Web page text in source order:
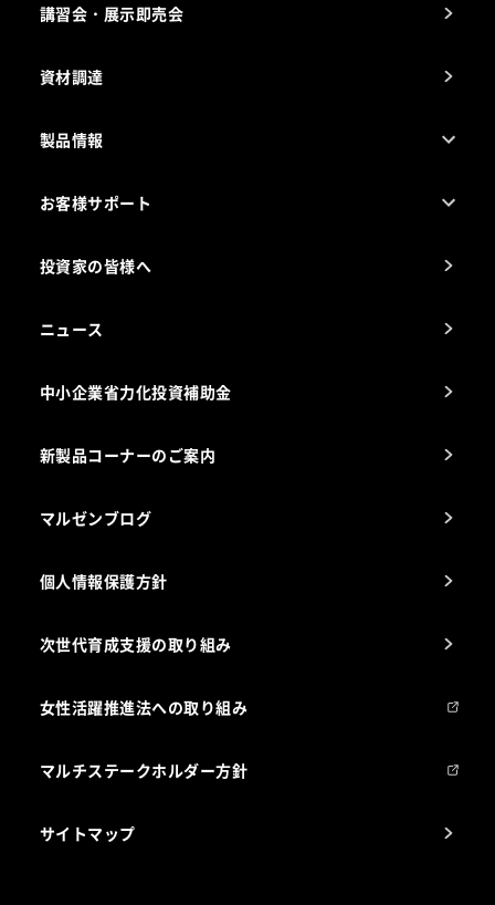
事業所一覧
講習会・展示即売会
資材調達
製品情報
電気・ガス別厨房機器
お客様サポート
アフターサービスお問合せ先
海外出店をご検討のお客様へ
投資家の皆様へ
ニュース
中小企業省力化投資補助金
新製品コーナーのご案内
マルゼンブログ
個人情報保護方針
次世代育成支援の取り組み
女性活躍推進法への取り組み
マルチステークホルダー方針
サイトマップ